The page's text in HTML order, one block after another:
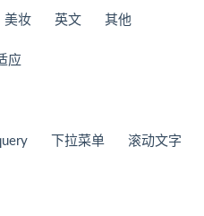
美妆 英文 其他
应
下拉菜单 滚动文字